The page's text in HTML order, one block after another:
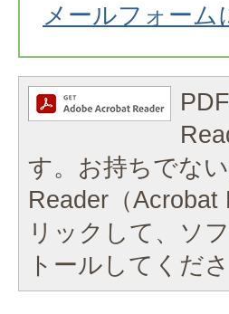
メールフォー
す。お持ちでな
Reader（
リックして、ソ
トールしてくださ